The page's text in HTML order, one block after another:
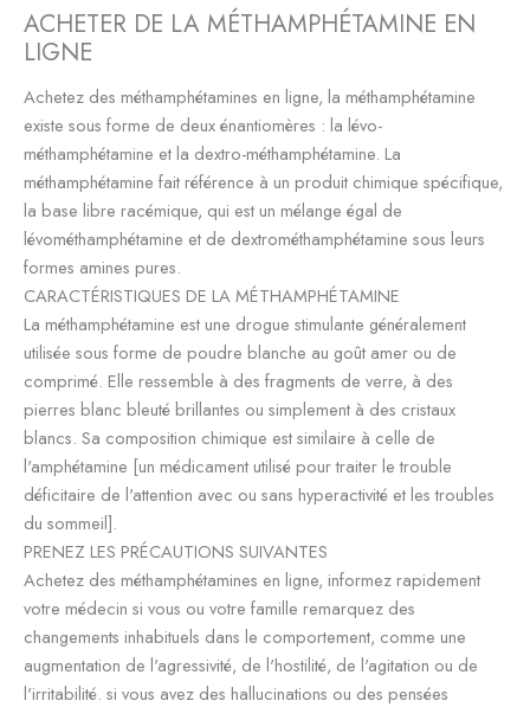
ACHETER DE LA MÉTHAMPHÉTAMINE EN
LIGNE
Achetez des méthamphétamines en ligne, la méthamphétamine
existe sous forme de deux énantiomères : la lévo-
méthamphétamine et la dextro-méthamphétamine. La
méthamphétamine fait référence à un produit chimique spécifique,
la base libre racémique, qui est un mélange égal de
lévométhamphétamine et de dextrométhamphétamine sous leurs
formes amines pures.
CARACTÉRISTIQUES DE LA MÉTHAMPHÉTAMINE
La méthamphétamine est une drogue stimulante généralement
utilisée sous forme de poudre blanche au goût amer ou de
comprimé. Elle ressemble à des fragments de verre, à des
pierres blanc bleuté brillantes ou simplement à des cristaux
blancs. Sa composition chimique est similaire à celle de
l'amphétamine [un médicament utilisé pour traiter le trouble
déficitaire de l'attention avec ou sans hyperactivité et les troubles
du sommeil].
PRENEZ LES PRÉCAUTIONS SUIVANTES
Achetez des méthamphétamines en ligne, informez rapidement
votre médecin si vous ou votre famille remarquez des
changements inhabituels dans le comportement, comme une
augmentation de l'agressivité, de l'hostilité, de l'agitation ou de
l'irritabilité. si vous avez des hallucinations ou des pensées